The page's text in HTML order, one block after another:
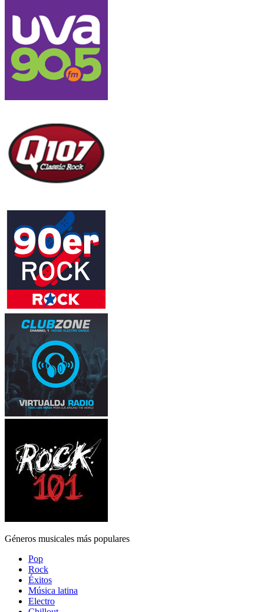
Géneros musicales más populares
Pop
Rock
Éxitos
Música latina
Electro